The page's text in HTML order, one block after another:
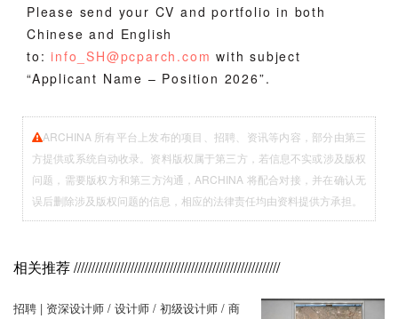
Please send your CV and portfolio in both
Chinese and English
to:info_SH@pcparch.com with subject
“Applicant Name – Position 2026”.
ARCHINA 所有平台上发布的项目、招聘、资讯等内容，部分由第三
方提供或系统自动收录。资料版权属于第三方，若信息不实或涉及版权
问题，需要版权方和第三方沟通，ARCHINA 将配合对接，并在确认无
误后删除涉及版权问题的信息，相应的法律责任均由资料提供方承担。
相关推荐//////////////////////////////////////////////////////////
招聘 | 资深设计师 / 设计师 / 初级设计师 / 商